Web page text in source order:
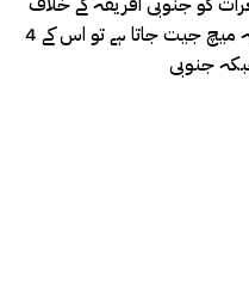
سڈنی میں کھیلے گا اور اگر پاکستان یہ میچ جیت جاتا ہے تو اس کے 4